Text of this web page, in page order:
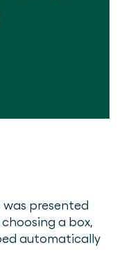
was presented
a box,
automatically